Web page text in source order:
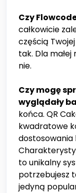
Czy
całkowicie
częścią
tak. Dla
nie.
Czy mogę
wyglądały
końca. QR
kwadratowe
dostosowania
to unikalny
potrzebujesz
jedyną